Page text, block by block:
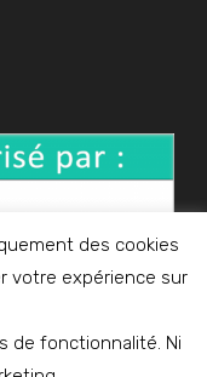
des cookies
votre expérience sur
de fonctionnalité. Ni